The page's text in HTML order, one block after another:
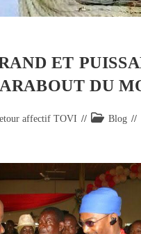
ET
DU
affectif TOVI
Blog